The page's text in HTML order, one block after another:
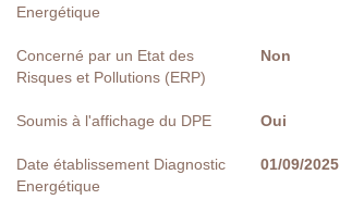
Energétique
Concerné par un Etat des
Risques et Pollutions (ERP)
Non
Soumis à l'affichage du DPE Oui
Date établissement Diagnostic
Energétique
01/09/2025